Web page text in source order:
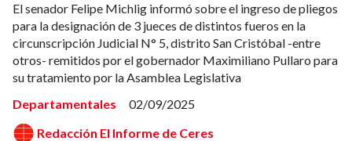
El senador Felipe Michlig informó sobre el ingreso de pliegos
para la designación de 3 jueces de distintos fueros en la
circunscripción Judicial N° 5, distrito San Cristóbal -entre
otros- remitidos por el gobernador Maximiliano Pullaro para
su tratamiento por la Asamblea Legislativa
Departamentales
02/09/2025
Redacción El Informe de Ceres